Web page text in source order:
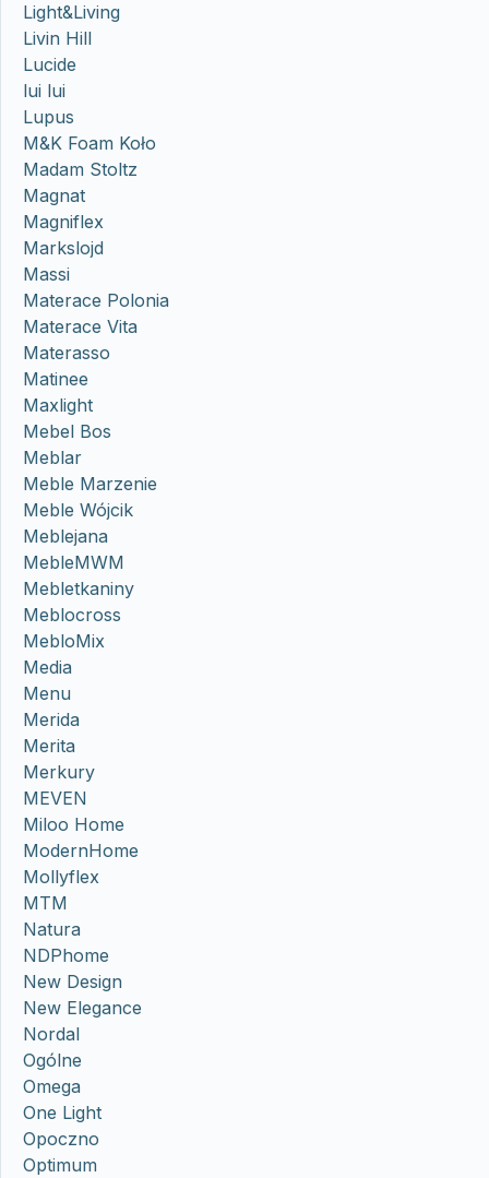
Light&Living
Livin Hill
Lucide
lui lui
Lupus
M&K Foam Koło
Madam Stoltz
Magnat
Magniflex
Markslojd
Massi
Materace Polonia
Materace Vita
Materasso
Matinee
Maxlight
Mebel Bos
Meblar
Meble Marzenie
Meble Wójcik
Meblejana
MebleMWM
Mebletkaniny
Meblocross
MebloMix
Media
Menu
Merida
Merita
Merkury
MEVEN
Miloo Home
ModernHome
Mollyflex
MTM
Natura
NDPhome
New Design
New Elegance
Nordal
Ogólne
Omega
One Light
Opoczno
Optimum